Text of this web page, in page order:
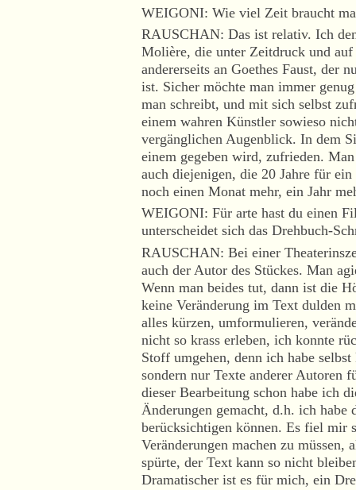
WEIGONI: Wie viel Zeit braucht
RAUSCHAN: Das ist relativ. Ich
Molière, die unter Zeitdruck und
andererseits an Goethes Faust, der
ist. Sicher möchte man immer
man schreibt, und mit sich selbst
einem wahren Künstler sowieso
vergänglichen Augenblick. In dem
einem gegeben wird, zufrieden.
auch diejenigen, die 20 Jahre für
noch einen Monat mehr, ein Jahr
WEIGONI: Für arte hast du einen
unterscheidet sich das Drehbuch-
RAUSCHAN: Bei einer
auch der Autor des Stückes. Man
Wenn man beides tut, dann ist die
keine Veränderung im Text dulden
alles kürzen, umformulieren,
nicht so krass erleben, ich konnte
Stoff umgehen, denn ich habe
sondern nur Texte anderer Autoren
dieser Bearbeitung schon habe ich
Änderungen gemacht, d.h. ich habe
berücksichtigen können. Es fiel mir
Veränderungen machen zu
spürte, der Text kann so nicht
Dramatischer ist es für mich, ein